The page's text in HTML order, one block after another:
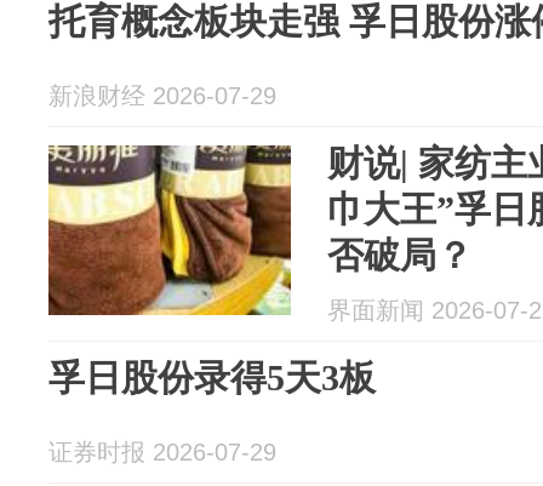
托育概念板块走强 孚日股份涨
新浪财经 2026-07-29
财说| 家纺主
巾大王”孚日
否破局？
界面新闻 2026-07-
孚日股份录得5天3板
证券时报 2026-07-29